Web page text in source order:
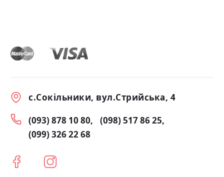
с.Сокільники, вул.Стрийська, 4
(093) 878 10 80
(098) 517 86 25
(099) 326 22 68